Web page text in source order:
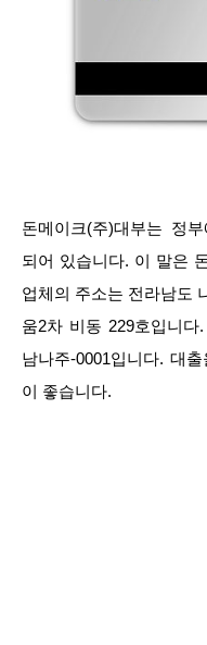
돈메이크(주)대부는 정
되어 있습니다. 이 말은
업체의 주소는 전라남도
움2차 비동 229호입니다
남나주-0001입니다. 대
이 좋습니다.